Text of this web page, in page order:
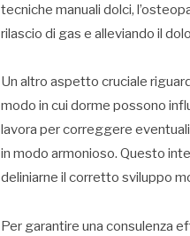
tecniche manuali dolci,
rilascio di gas e alleviando il
Un altro aspetto cruciale
modo in cui dorme possono
lavora per correggere
in modo armonioso. Questo
deliniarne il corretto sviluppo
Per garantire una consulenza